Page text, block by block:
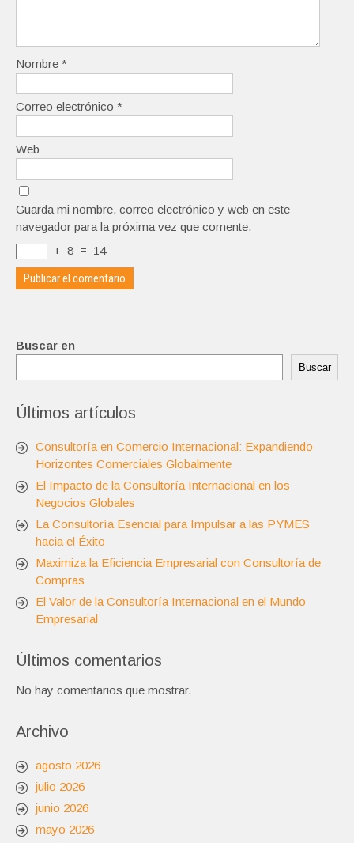
Nombre *
Correo electrónico *
Web
Guarda mi nombre, correo electrónico y web en este
navegador para la próxima vez que comente.
+ 8 = 14
Buscar en
Buscar
Últimos artículos
Consultoría en Comercio Internacional: Expandiendo
Horizontes Comerciales Globalmente
El Impacto de la Consultoría Internacional en los
Negocios Globales
La Consultoría Esencial para Impulsar a las PYMES
hacia el Éxito
Maximiza la Eficiencia Empresarial con Consultoría de
Compras
El Valor de la Consultoría Internacional en el Mundo
Empresarial
Últimos comentarios
No hay comentarios que mostrar.
Archivo
agosto 2026
julio 2026
junio 2026
mayo 2026